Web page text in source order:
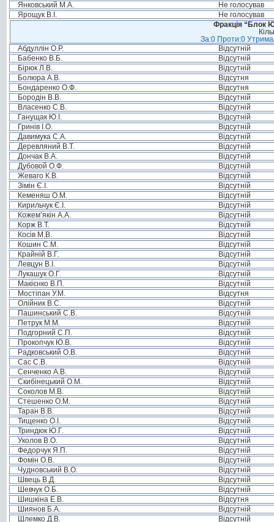
Янковський М.А.
Не голосував
Ярощук В.І.
Не голосував
Фракція “Блок
За:0 Проти:0
Абдуллін О.Р.
Відсутній
Бабенко В.Б.
Відсутній
Бірюк Л.В.
Відсутній
Болюра А.В.
Відсутня
Бондаренко О.Ф.
Відсутня
Бородін В.В.
Відсутній
Власенко С.В.
Відсутній
Ганущак Ю.І.
Відсутній
Гринів І.О.
Відсутній
Давимука С.А.
Відсутній
Деревляний В.Т.
Відсутній
Дончак В.А.
Відсутній
Дубовой О.Ф.
Відсутній
Жеваго К.В.
Відсутній
Зімін Є.І.
Відсутній
Кеменяш О.М.
Відсутній
Кирильчук Є.І.
Відсутній
Кожем’якін А.А.
Відсутній
Корж В.Т.
Відсутній
Косів М.В.
Відсутній
Кошин С.М.
Відсутній
Крайній В.Г.
Відсутній
Левцун В.І.
Відсутній
Лукашук О.Г.
Відсутній
Макієнко В.П.
Відсутній
Мостіпан У.М.
Відсутня
Олійник В.С.
Відсутній
Пашинський С.В.
Відсутній
Петрук М.М.
Відсутній
Подгорний С.П.
Відсутній
Прокопчук Ю.В.
Відсутній
Радковський О.В.
Відсутній
Сас С.В.
Відсутній
Сенченко А.В.
Відсутній
Скибінецький О.М.
Відсутній
Соколов М.В.
Відсутній
Стешенко О.М.
Відсутній
Таран В.В.
Відсутній
Тищенко О.І.
Відсутній
Триндюк Ю.Г.
Відсутній
Уколов В.О.
Відсутній
Федорчук Я.П.
Відсутній
Фомін О.В.
Відсутній
Чудновський В.О.
Відсутній
Швець В.Д.
Відсутній
Шевчук О.Б.
Відсутній
Шишкіна Е.В.
Відсутня
Шиянов Б.А.
Відсутній
Шлемко Д.В.
Відсутній